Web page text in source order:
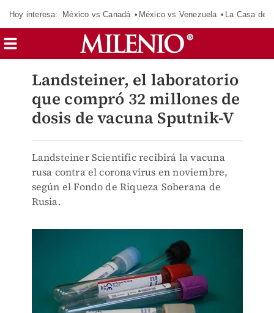
Hoy interesa: México vs Canadá México vs Venezuela La Casa de
Landsteiner, el laboratorio
que compró 32 millones de
dosis de vacuna Sputnik-V
Landsteiner Scientific recibirá la vacuna
rusa contra el coronavirus en noviembre,
según el Fondo de Riqueza Soberana de
Rusia.